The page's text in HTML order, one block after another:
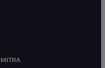
MITRA